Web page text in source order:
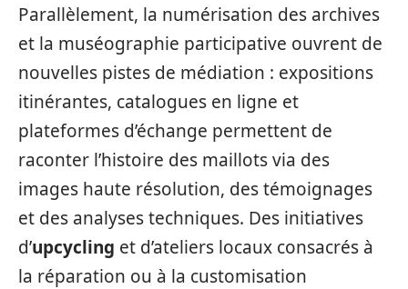
Parallèlement, la numérisation des archives
et la muséographie participative ouvrent de
nouvelles pistes de médiation : expositions
itinérantes, catalogues en ligne et
plateformes d’échange permettent de
raconter l’histoire des maillots via des
images haute résolution, des témoignages
et des analyses techniques. Des initiatives
d’upcycling et d’ateliers locaux consacrés à
la réparation ou à la customisation